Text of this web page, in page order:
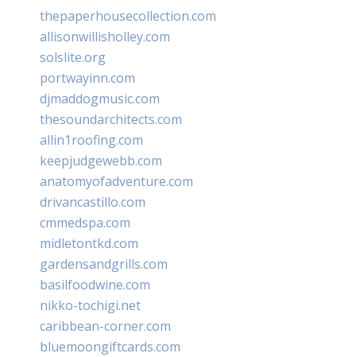
thepaperhousecollection.com
allisonwillisholley.com
solslite.org
portwayinn.com
djmaddogmusic.com
thesoundarchitects.com
allin1roofing.com
keepjudgewebb.com
anatomyofadventure.com
drivancastillo.com
cmmedspa.com
midletontkd.com
gardensandgrills.com
basilfoodwine.com
nikko-tochigi.net
caribbean-corner.com
bluemoongiftcards.com